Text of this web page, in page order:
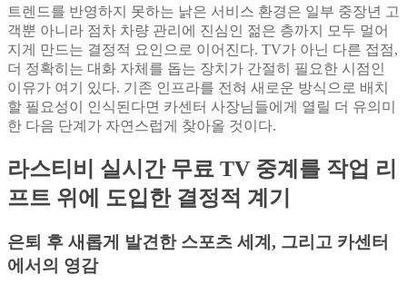
트렌드를 반영하지 못하는 낡은 서비스 환경은 일부 중장년 고
객뿐 아니라 점차 차량 관리에 진심인 젊은 층까지 모두 멀어
지게 만드는 결정적 요인으로 이어진다. TV가 아닌 다른 접점,
더 정확히는 대화 자체를 돕는 장치가 간절히 필요한 시점인
이유가 여기 있다. 기존 인프라를 전혀 새로운 방식으로 배치
할 필요성이 인식된다면 카센터 사장님들에게 열릴 더 유의미
한 다음 단계가 자연스럽게 찾아올 것이다.
라스티비 실시간 무료 TV 중계를 작업 리
프트 위에 도입한 결정적 계기
은퇴 후 새롭게 발견한 스포츠 세계, 그리고 카센터
에서의 영감